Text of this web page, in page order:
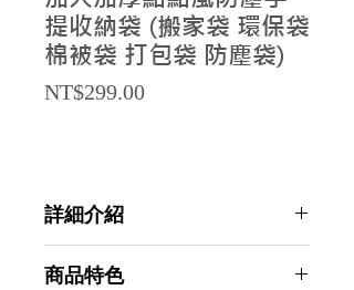
提收納袋 (搬家袋 環保袋
棉被袋 打包袋 防塵袋)
NT$299.00Price
詳細介紹
商品特色